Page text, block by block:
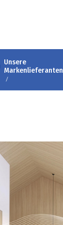
Unsere
Markenlieferanten